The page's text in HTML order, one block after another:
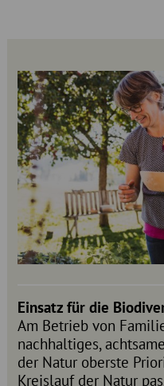
Einsatz für die
Am Betrieb von
nachhaltiges,
der Natur oberste
Kreislauf der Natur